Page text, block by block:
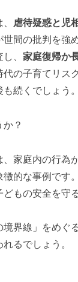
虐待疑惑と児
世間の批判を強
、 家庭復帰か
代の子育てリス
続くでしょう。
？
家庭内の行為
的な事例です。
どもの安全を守
界線」をめぐ
るでしょう。